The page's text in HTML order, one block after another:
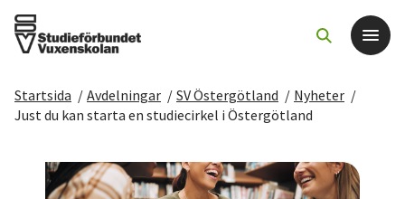
Det här gör vi
För dig som
Startsida / Avdelningar / SV Östergötland / Nyheter /
Just du kan starta en studiecirkel i Östergötland